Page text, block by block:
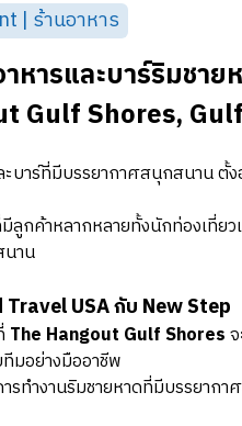
| ร้านอาหาร
หารและบาร์ริมชา
Gulf Shores,
ะบาร์ที่มีบรรยากาศสนุกสนาน ตั้ง
มีลูกค้าหลากหลายทั้งนักท่องเที่
นาน
USA กับ New Step
The Hangout Gulf Shores
มอย่างมืออาชีพ
ทำงานริมชายหาดที่มีบรรยากา